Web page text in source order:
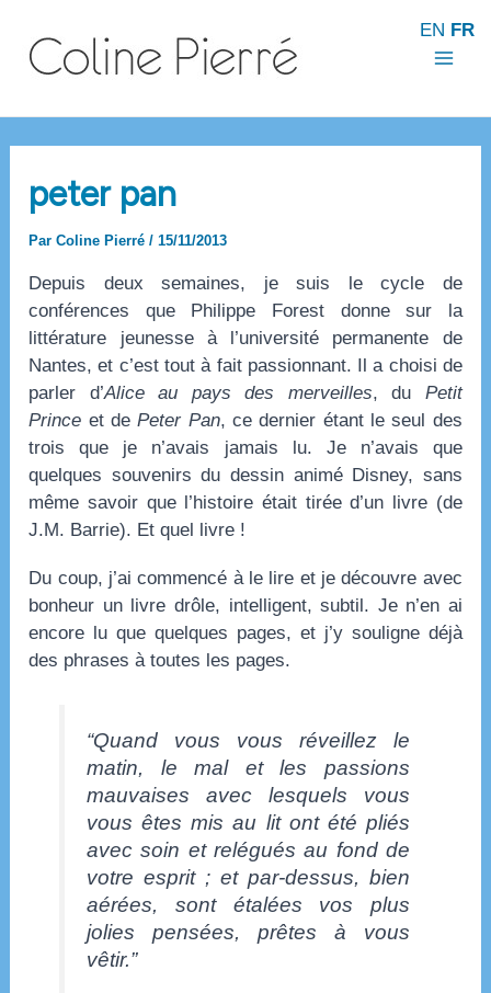
contenu
peter pan
ParColine Pierré/15/11/2013
Depuis deux semaines, je suis le cycle de
conférences que Philippe Forest donne sur la
littérature jeunesse à l’université permanente de
Nantes, et c’est tout à fait passionnant. Il a choisi de
parler d’Alice au pays des merveilles, du Petit
Prince et dePeter Pan, ce dernier étant le seul des
trois que je n’avais jamais lu. Je n’avais que
quelques souvenirs du dessin animé Disney, sans
même savoir que l’histoire était tirée d’un livre (de
J.M. Barrie). Et quel livre !
Du coup, j’ai commencé à le lire et je découvre avec
bonheur un livre drôle, intelligent, subtil. Je n’en ai
encore lu que quelques pages, et j’y souligne déjà
des phrases à toutes les pages.
“Quand vous vous réveillez le
matin, le mal et les passions
mauvaises avec lesquels vous
vous êtes mis au lit ont été pliés
avec soin et relégués au fond de
votre esprit ; et par-dessus, bien
aérées, sont étalées vos plus
jolies pensées, prêtes à vous
vêtir.”
EN FR